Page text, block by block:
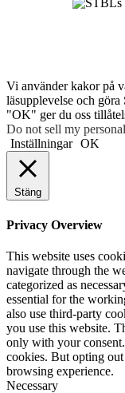
Vi använder kakor på
läsupplevelse och
"OK" ger du oss
Do not sell my
Inställningar OK
Stäng
Privacy Overview
This website uses
navigate through the
categorized as
essential for the
also use third-party
you use this website.
only with your
cookies. But opting
browsing experience.
Necessary